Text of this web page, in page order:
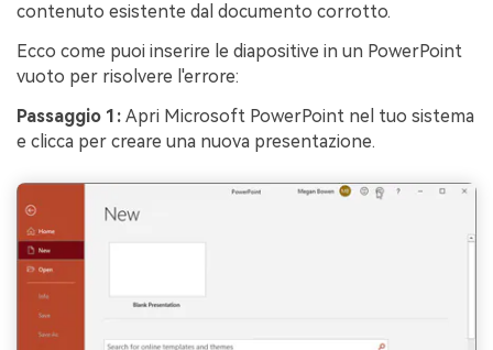
contenuto esistente dal documento corrotto.
Ecco come puoi inserire le diapositive in un PowerPoint
vuoto per risolvere l'errore:
Passaggio 1: Apri Microsoft PowerPoint nel tuo sistema
e clicca per creare una nuova presentazione.